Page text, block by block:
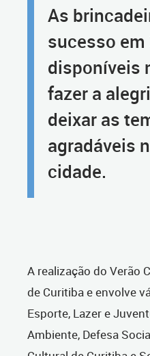
As
sucesso
disponíveis
fazer a
deixar as
agradáveis
cidade.
A realização do Verão
de Curitiba e envolve
Esporte, Lazer e
Ambiente, Defesa